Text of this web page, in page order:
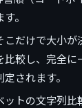
。
こだけで大小が
比較し、完全に
されます。
ットの文字列比